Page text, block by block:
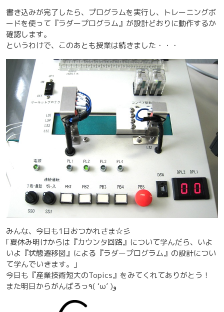
書き込みが完了したら、プログラムを実行し、トレーニングボ
ードを使って『ラダープログラム』が設計どおりに動作するか
確認します。
というわけで、このあとも授業は続きました・・・
みんな、今日も1日おつかれさま☆彡
｢夏休み明けからは『カウンタ回路』について学んだら、いよ
いよ『状態遷移図』による『ラダープログラム』の設計につい
て学んでいきます。｣
今日も『産業技術短大のTopics』をみてくれてありがとう！
また明日からがんばろっ٩( ‘ω’ )و